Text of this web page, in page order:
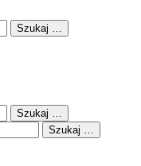
Szukaj …
Szukaj …
Szukaj …